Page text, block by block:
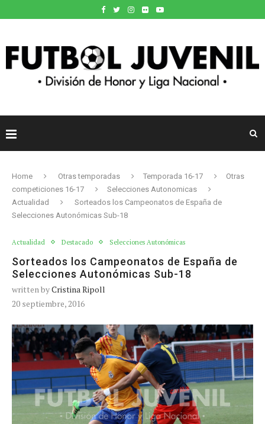
Home Otras temporadas Temporada 16-17
Otras
competiciones 16-17
Selecciones Autonomicas
Actualidad
Sorteados los Campeonatos de España de
Selecciones Autonómicas Sub-18
Actualidad Destacado Selecciones Autonómicas
Sorteados los Campeonatos de España de
Selecciones Autonómicas Sub-18
written byCristina Ripoll
20 septiembre, 2016